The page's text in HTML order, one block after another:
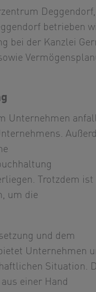
Deggendorf,
betrieben
bei der Kanzlei
Unternehmen
Trotzdem ist
um die
und dem
Unternehmen
Situation.
einer Hand